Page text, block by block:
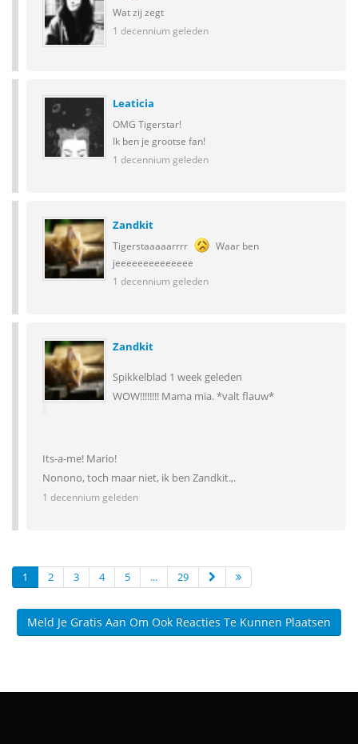
Wat zij zegt
1 decennium geleden
Leaticia
OMG Tigerstar!
Ik ben je grootse fan!
1 decennium geleden
Zandkit
Tigerstaaaaarrrr
Waar ben
jeeeeeeeeeeeeee
1 decennium geleden
Zandkit
Spikkelblad 1 week geleden
WOW!!!!!!!! Mama mia. *valt flauw*
Its-a-me! Mario!
Nonono, toch maar niet, ik ben Zandkit.,.
1 decennium geleden
1 2 3 4 5 ... 29
Meld Je Gratis Aan Om Ook Reacties Te Kunnen Plaatsen